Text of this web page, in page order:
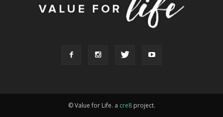
© Value for Life. a cre8project.